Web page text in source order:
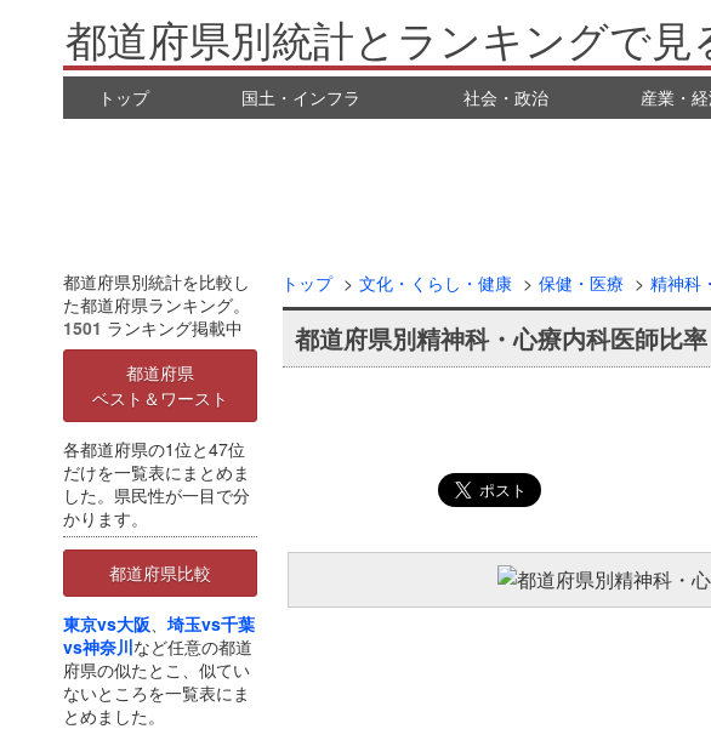
都道府県別統計とランキングで見
トップ 国土・インフラ 社会・政治 産業・
都道府県別統計を比較し
た都道府県ランキング。
1501 ランキング掲載中
都道府県
ベスト＆ワースト
各都道府県の1位と47位
だけを一覧表にまとめま
した。県民性が一目で分
かります。
都道府県比較
東京vs大阪、 埼玉vs千葉
vs神奈川など任意の都道
府県の似たとこ、似てい
ないところを一覧表にま
とめました。
トップ 文化・くらし・健康 保健・医療 精神科
都道府県別精神科・心療内科医師比率